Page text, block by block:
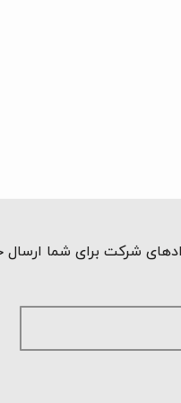
شرکت برای شما